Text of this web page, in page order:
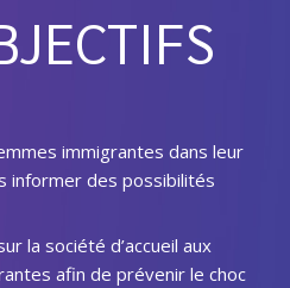
immigrantes dans leur
informer des possibilités
la société d’accueil aux
afin de prévenir le choc